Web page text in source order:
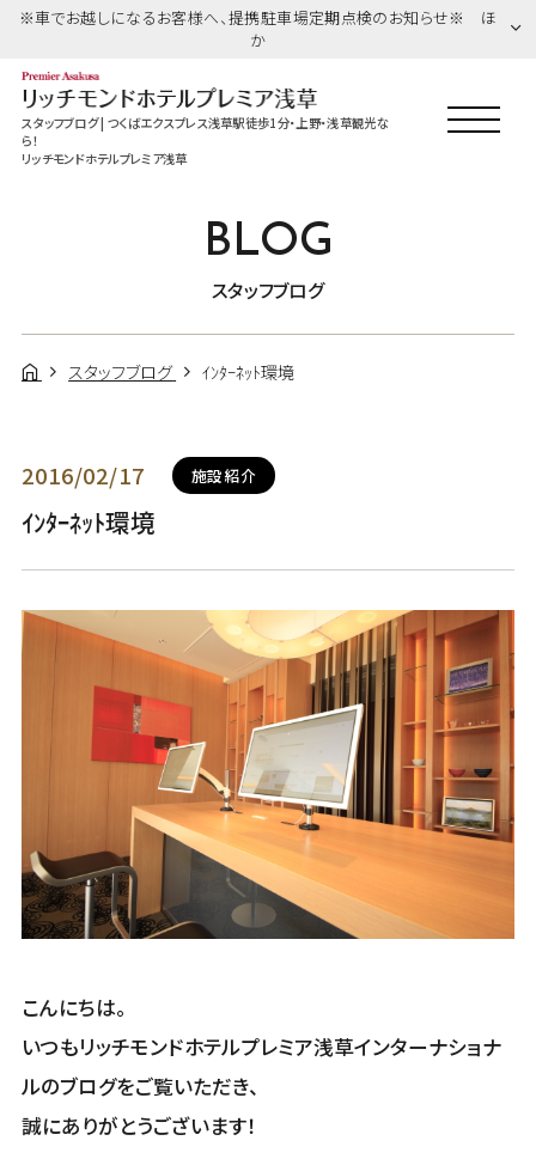
※車でお越しになるお客様へ、提携駐車場定期点検のお知らせ※ ほ
か
スタッフブログ | つくばエクスプレス浅草駅徒歩1分・上野・浅草観光な
ら！
リッチモンドホテルプレミア浅草
BLOG
スタッフブログ
スタッフブログ ｲﾝﾀｰﾈｯﾄ環境
2016/02/17 施設紹介
ｲﾝﾀｰﾈｯﾄ環境
こんにちは。
いつもリッチモンドホテルプレミア浅草インターナショナ
ルのブログをご覧いただき、
誠にありがとうございます！